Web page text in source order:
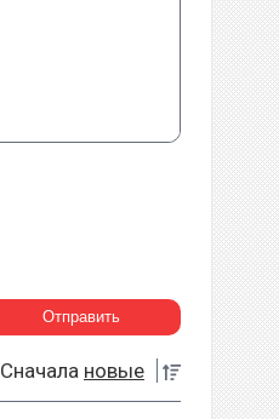
Сначала новые